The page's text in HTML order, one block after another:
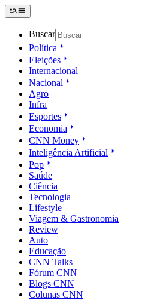
Buscar
Política
Eleições
Internacional
Nacional
Agro
Infra
Esportes
Economia
CNN Money
Inteligência Artificial
Pop
Saúde
Ciência
Tecnologia
Lifestyle
Viagem & Gastronomia
Review
Auto
Educação
CNN Talks
Fórum CNN
Blogs CNN
Colunas CNN